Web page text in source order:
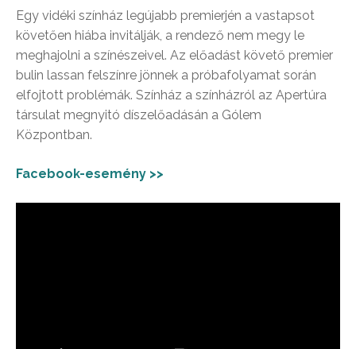
Egy vidéki színház legújabb premierjén a vastapsot
követően hiába invitálják, a rendező nem megy le
meghajolni a színészeivel. Az előadást követő premier
bulin lassan felszínre jönnek a próbafolyamat során
elfojtott problémák. Színház a színházról az Apertúra
társulat megnyitó díszelőadásán a Gólem
Központban.
Facebook-esemény >>